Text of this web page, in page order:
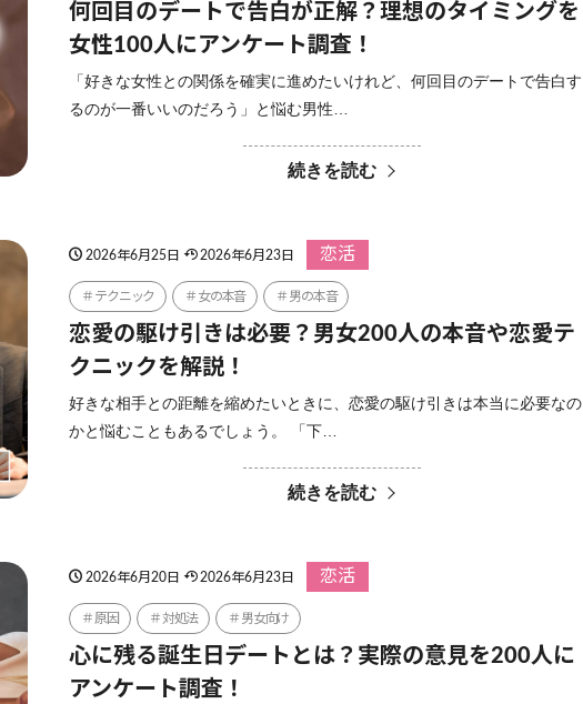
何回目のデートで告白が正解？理想のタイミングを
女性100人にアンケート調査！
「好きな女性との関係を確実に進めたいけれど、何回目のデートで告白す
るのが一番いいのだろう」と悩む男性…
続きを読む
2026年6月25日 2026年6月23日 恋活
テクニック 女の本音 男の本音
恋愛の駆け引きは必要？男女200人の本音や恋愛テ
クニックを解説！
好きな相手との距離を縮めたいときに、恋愛の駆け引きは本当に必要なの
かと悩むこともあるでしょう。 「下…
続きを読む
2026年6月20日 2026年6月23日 恋活
原因 対処法 男女向け
心に残る誕生日デートとは？実際の意見を200人に
アンケート調査！